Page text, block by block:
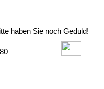
haben Sie noch Geduld!